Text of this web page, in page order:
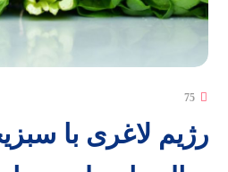
75
رژیم لاغری با